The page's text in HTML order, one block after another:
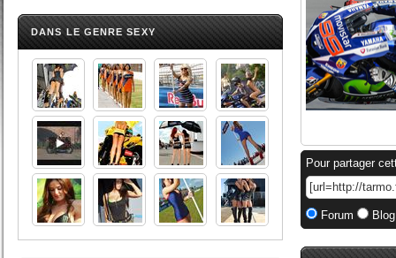
DANS LE GENRE SEXY
Pour partager
Forum